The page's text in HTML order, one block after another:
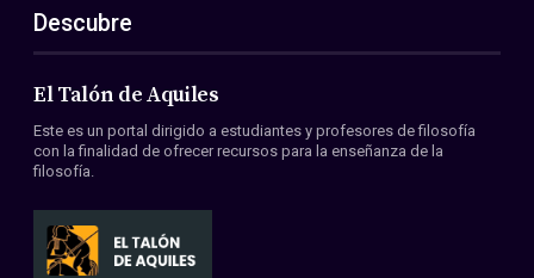
ES
EN
Acerca de nosotros
Miembros
Convenios
Descubre
El Talón de Aquiles
Este es un portal dirigido a estudiantes y profesores de filosofía
con la finalidad de ofrecer recursos para la enseñanza de la
filosofía.